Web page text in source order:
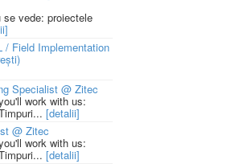
vede: proiectele
/ Field Implementation
Specialist @ Zitec
work with us:
[detalii]
@ Zitec
work with us:
[detalii]